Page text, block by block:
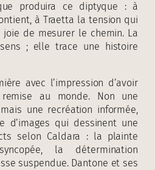
produira ce diptyque : à
à Traetta la tension qui
de mesurer le chemin. La
; elle trace une histoire
avec l’impression d’avoir
au monde. Non une
une recréation informée,
d’images qui dessinent une
selon Caldara : la plainte
la détermination
suspendue. Dantone et ses